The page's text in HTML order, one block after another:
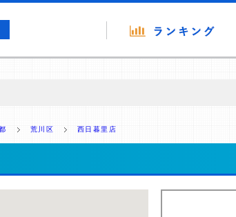
供を行っています。
荒川区 西日暮里店